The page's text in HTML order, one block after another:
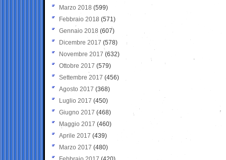
Marzo 2018 (599)
Febbraio 2018 (571)
Gennaio 2018 (607)
Dicembre 2017 (578)
Novembre 2017 (632)
Ottobre 2017 (579)
Settembre 2017 (456)
Agosto 2017 (368)
Luglio 2017 (450)
Giugno 2017 (468)
Maggio 2017 (460)
Aprile 2017 (439)
Marzo 2017 (480)